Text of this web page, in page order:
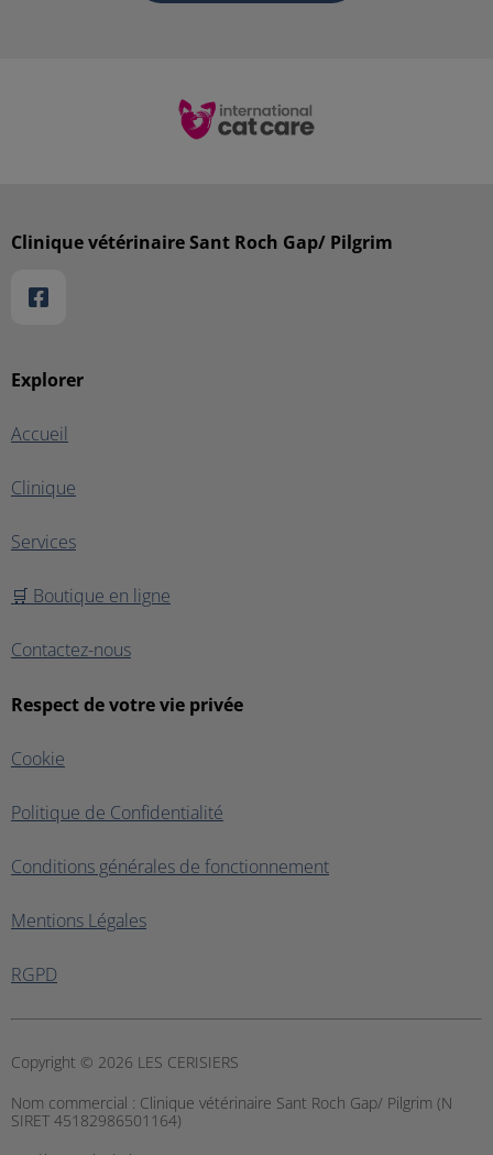
Explorer
Accueil
Clinique
Services
🛒 Boutique en ligne
Contactez-nous
Respect de votre vie privée
Cookie
Politique de Confidentialité
Conditions générales de fonctionnement
Mentions Légales
RGPD
Clinique vétérinaire Sant Roch Gap/ Pilgrim
Copyright © 2026 LES CERISIERS
Nom commercial : Clinique vétérinaire Sant Roch Gap/ Pilgrim (N
SIRET 45182986501164)